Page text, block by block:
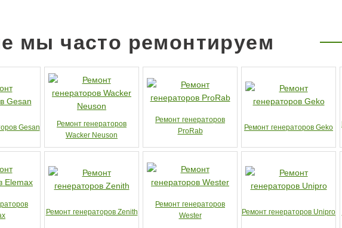
мы часто ремонтируем
Gesan
Ремонт генераторов
Wacker Neuson
Ремонт генераторов
ProRab
Ремонт генераторов Geko
Ремонт генераторов Zenith
Ремонт генераторов
Wester
Ремонт генераторов Unipro